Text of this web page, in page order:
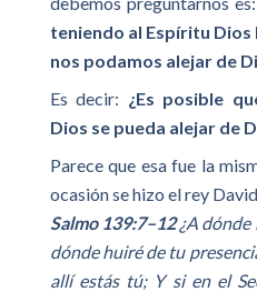
teniendo al Espíritu
nos podamos alejar de
Es decir: ¿Es posible
Dios se pueda alejar de
Parece que esa fue la
ocasión se hizo el rey
Salmo 139:7–12 ¿A dónde
dónde huiré de tu
allí estás tú; Y si en el